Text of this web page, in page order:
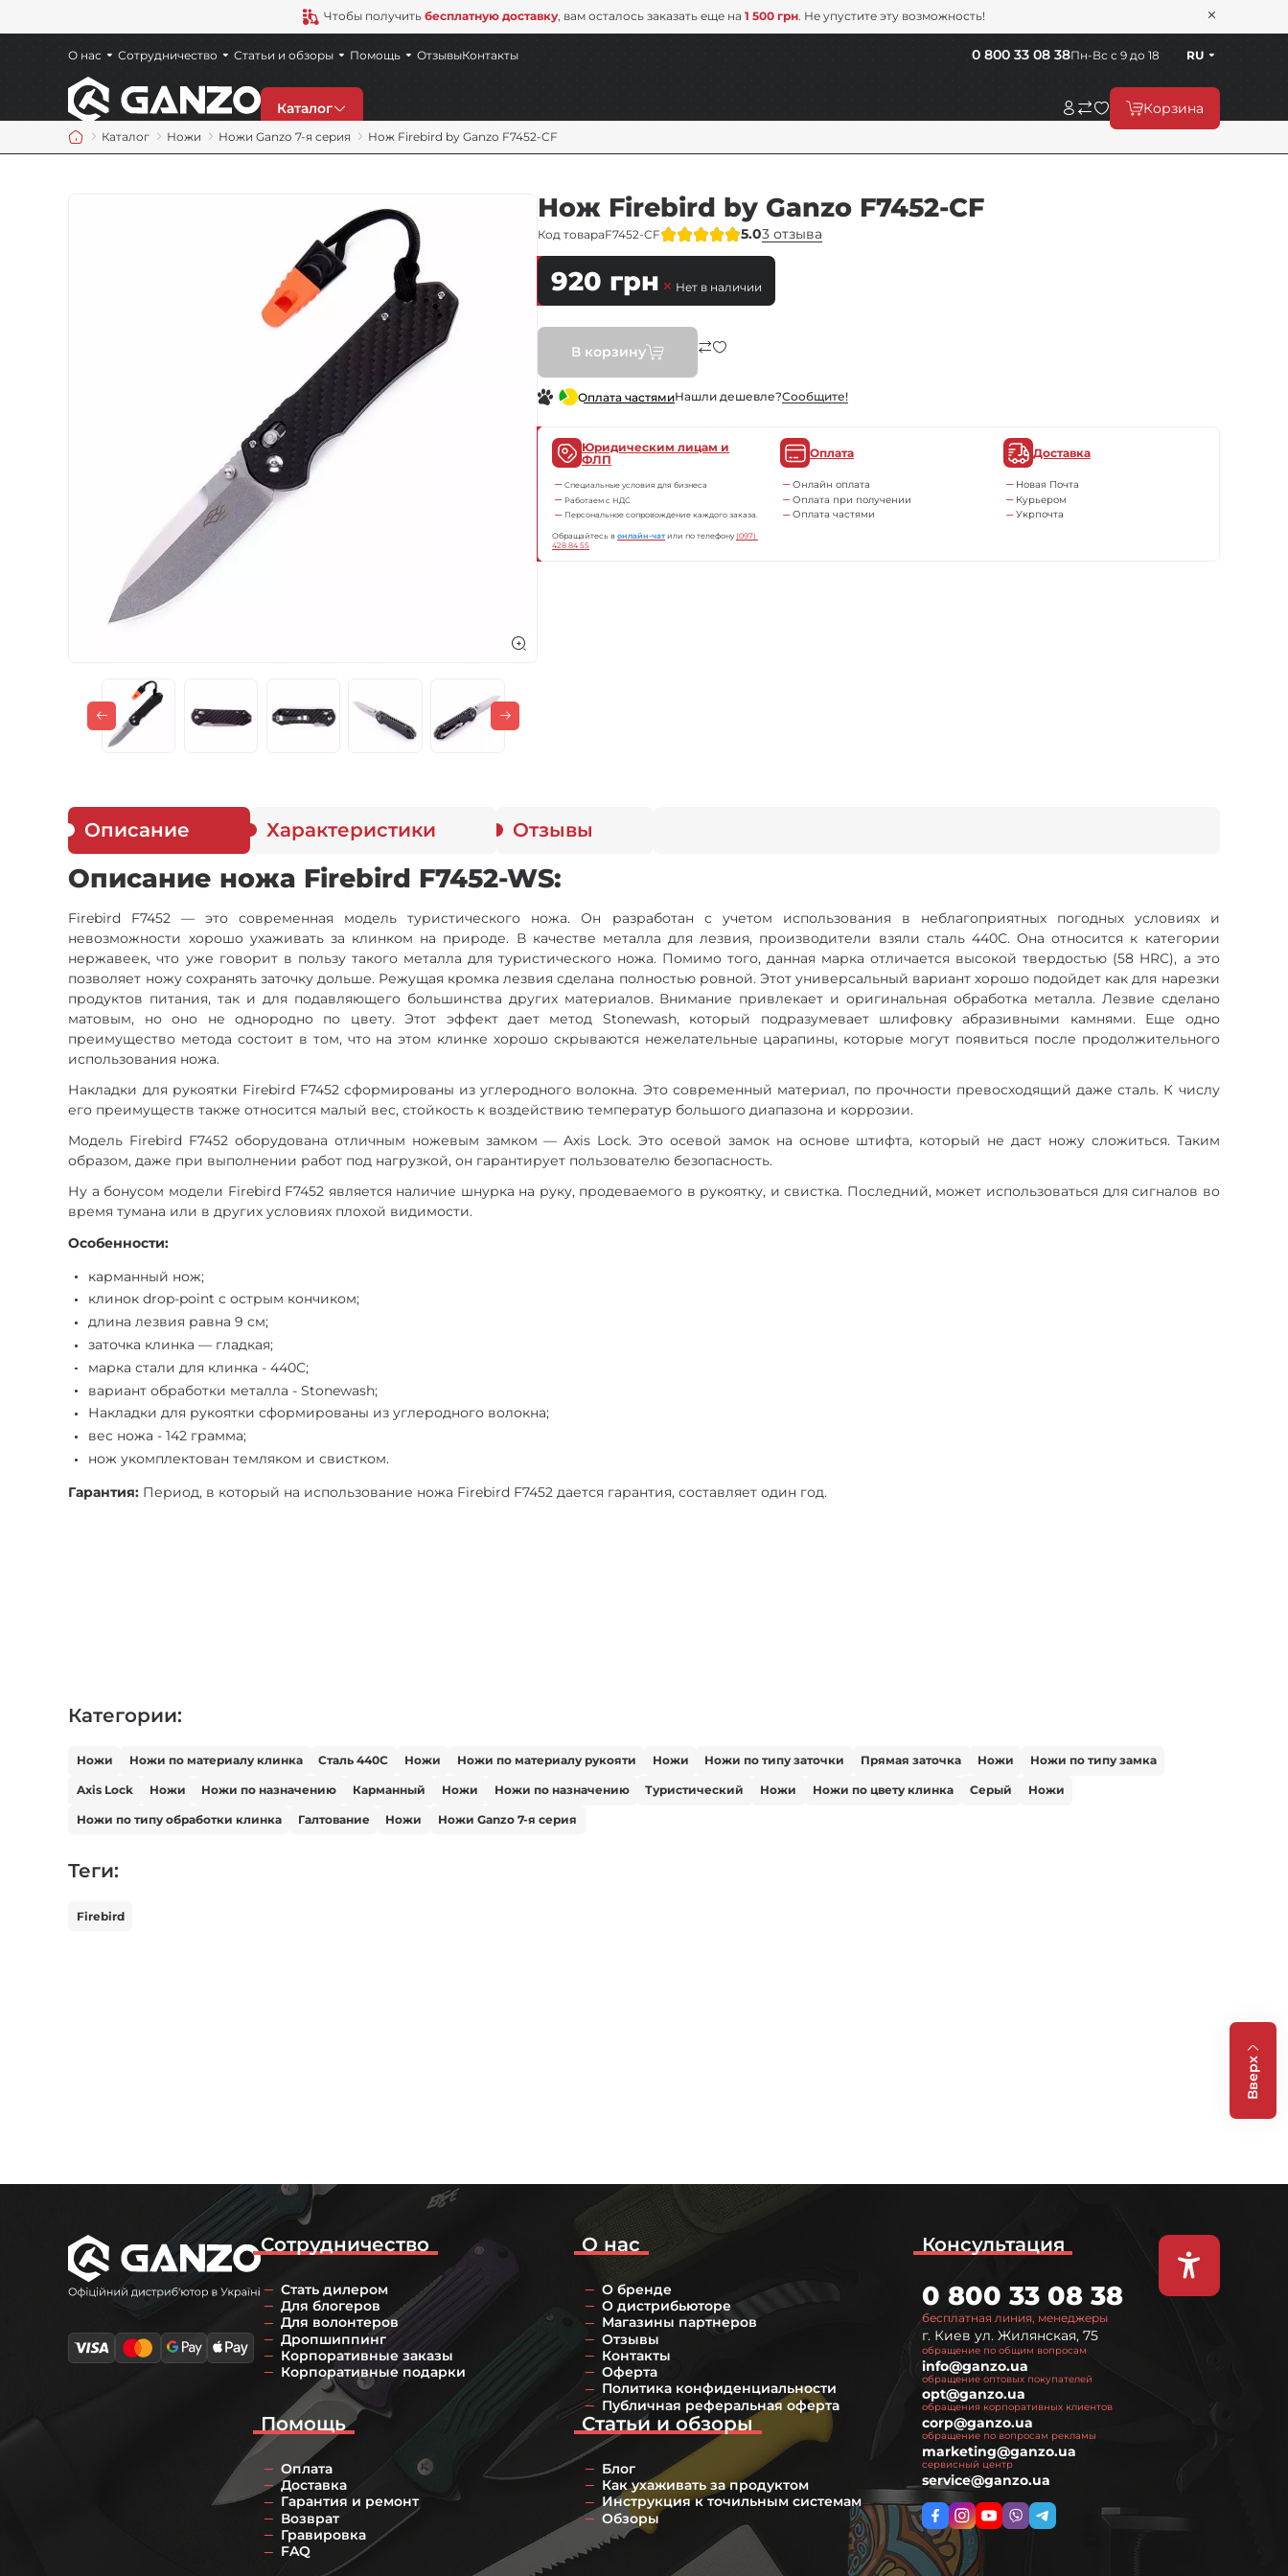
Чтобы получитьбесплатную доставку, вам осталось заказать еще на1 500 грн. Не упустите эту возможность!
Каталог
Новинки
Ножи
Мультитулы
Газовые горелки
Снаряжение
Корзина
Пн-Вс с 9 до 18
0 800 33 08 38 RU
О нас Сотрудничество Статьи и обзоры Помощь ОтзывыКонтакты
Каталог Ножи Ножи Ganzo 7-я серия Нож Firebird by Ganzo F7452-CF
Нож Firebird by Ganzo F7452-CF
Код товараF7452-CF 5.03 отзыва
920 грн Нет в наличии
В корзину
Оплата частямиНашли дешевле?Сообщите!
Юридическим лицам и
ФЛП
Специальные условия для бизнеса
Работаем с НДС
Персональное сопровождение каждого заказа.
Обращайтесь вонлайн-чатили по телефону(097)
428 84 55
Оплата
Онлайн оплата
Оплата при получении
Оплата частями
Доставка
Новая Почта
Курьером
Укрпочта
Описание Характеристики Отзывы
Описание ножа Firebird F7452-WS:
Firebird F7452 — это современная модель туристического ножа. Он разработан с учетом использования в неблагоприятных погодных условиях и
невозможности хорошо ухаживать за клинком на природе. В качестве металла для лезвия, производители взяли сталь 440С. Она относится к категории
нержавеек, что уже говорит в пользу такого металла для туристического ножа. Помимо того, данная марка отличается высокой твердостью (58 HRC), а это
позволяет ножу сохранять заточку дольше. Режущая кромка лезвия сделана полностью ровной. Этот универсальный вариант хорошо подойдет как для нарезки
продуктов питания, так и для подавляющего большинства других материалов. Внимание привлекает и оригинальная обработка металла. Лезвие сделано
матовым, но оно не однородно по цвету. Этот эффект дает метод Stonewash, который подразумевает шлифовку абразивными камнями. Еще одно
преимущество метода состоит в том, что на этом клинке хорошо скрываются нежелательные царапины, которые могут появиться после продолжительного
использования ножа.
Накладки для рукоятки Firebird F7452 сформированы из углеродного волокна. Это современный материал, по прочности превосходящий даже сталь. К числу
его преимуществ также относится малый вес, стойкость к воздействию температур большого диапазона и коррозии.
Модель Firebird F7452 оборудована отличным ножевым замком — Axis Lock. Это осевой замок на основе штифта, который не даст ножу сложиться. Таким
образом, даже при выполнении работ под нагрузкой, он гарантирует пользователю безопасность.
Ну а бонусом модели Firebird F7452 является наличие шнурка на руку, продеваемого в рукоятку, и свистка. Последний, может использоваться для сигналов во
время тумана или в других условиях плохой видимости.
Особенности:
карманный нож;
клинок drop-point с острым кончиком;
длина лезвия равна 9 см;
заточка клинка — гладкая;
марка стали для клинка - 440С;
вариант обработки металла - Stonewash;
Накладки для рукоятки сформированы из углеродного волокна;
вес ножа - 142 грамма;
нож укомплектован темляком и свистком.
Гарантия: Период, в который на использование ножа Firebird F7452 дается гарантия, составляет один год.
Категории:
Ножи Ножи по материалу клинка Сталь 440С Ножи Ножи по материалу рукояти Ножи Ножи по типу заточки Прямая заточка Ножи Ножи по типу замка
Axis Lock Ножи Ножи по назначению Карманный Ножи Ножи по назначению Туристический Ножи Ножи по цвету клинка Серый Ножи
Ножи по типу обработки клинка Галтование Ножи Ножи Ganzo 7-я серия
Теги:
Firebird
Вверх
О нас
О бренде
О дистрибьюторе
Магазины партнеров
Отзывы
Контакты
Оферта
Политика конфиденциальности
Публичная реферальная оферта
Сотрудничество
Стать дилером
Для блогеров
Для волонтеров
Дропшиппинг
Корпоративные заказы
Корпоративные подарки
Статьи и обзоры
Блог
Как ухаживать за продуктом
Инструкция к точильным системам
Обзоры
Помощь
Оплата
Доставка
Гарантия и ремонт
Возврат
Гравировка
FAQ
Консультация
бесплатная линия, менеджеры
0 800 33 08 38
г. Киев ул. Жилянская, 75
обращение по общим вопросам
info@ganzo.ua
обращение оптовых покупателей
opt@ganzo.ua
обращения корпоративных клиентов
corp@ganzo.ua
обращение по вопросам рекламы
marketing@ganzo.ua
сервисный центр
service@ganzo.ua